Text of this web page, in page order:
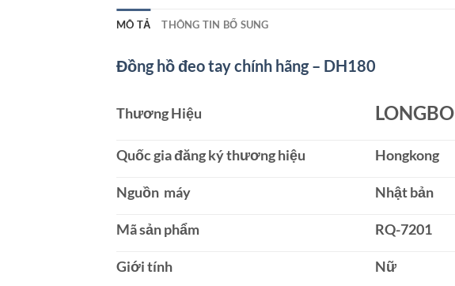
MÔ TẢ THÔNG TIN BỔ SUNG
Đồng hồ đeo tay chính hãng – DH180
Thương Hiệu LONGBO
Quốc gia đăng ký thương hiệu Hongkong
Nguồn máy Nhật bản
Mã sản phẩm RQ-7201
Giới tính Nữ